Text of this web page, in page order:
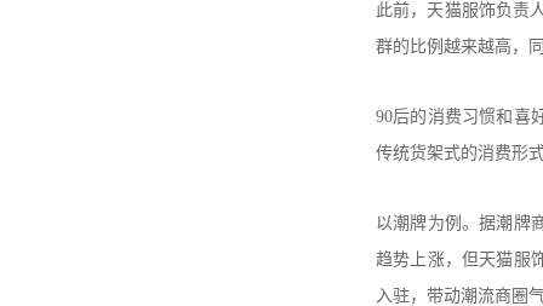
此前，天猫服饰负责
群的比例越来越高，
90后的消费习惯和喜
传统货架式的消费形
以潮牌为例。据潮牌
趋势上涨，但天猫服
入驻，带动潮流商圈